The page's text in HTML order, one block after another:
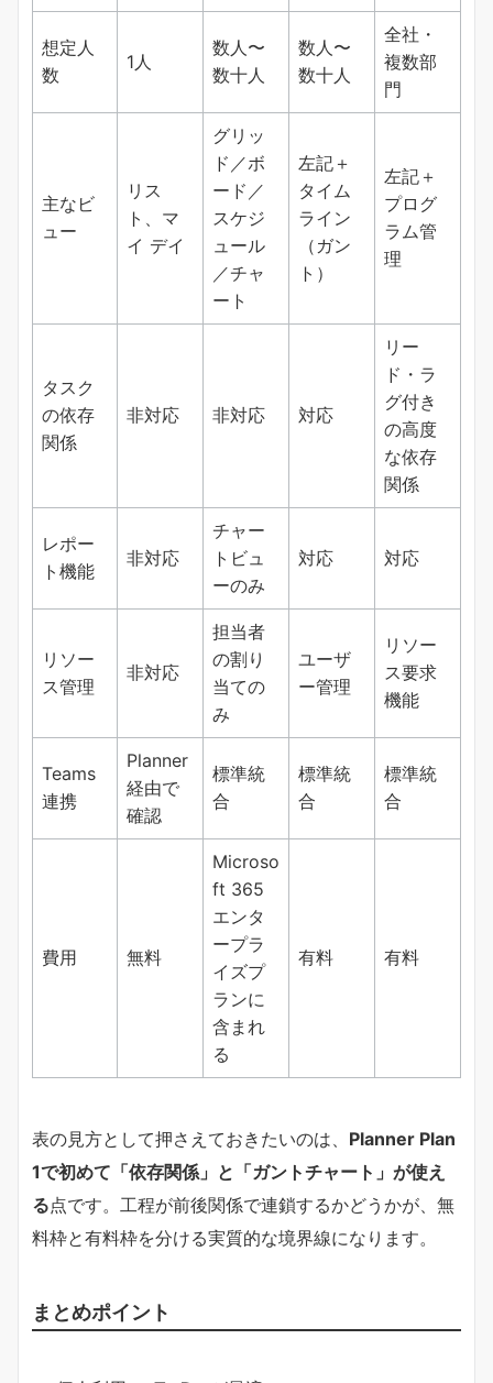
想定人
数
1人
数人〜
数十人
数人〜
数十人
全社・
複数部
門
主なビ
ュー
リス
ト、マ
イ デイ
グリッ
ド／ボ
ード／
スケジ
ュール
／チャ
ート
左記＋
タイム
ライン
（ガン
ト）
左記＋
プログ
ラム管
理
タスク
の依存
関係
非対応 非対応 対応
リー
ド・ラ
グ付き
の高度
な依存
関係
レポー
ト機能
非対応
チャー
トビュ
ーのみ
対応 対応
リソー
ス管理
非対応
担当者
の割り
当ての
み
ユーザ
ー管理
リソー
ス要求
機能
Teams
連携
Planner
経由で
確認
標準統
合
標準統
合
標準統
合
費用 無料
Microso
ft 365
エンタ
ープラ
イズプ
ランに
含まれ
る
有料 有料
表の見方として押さえておきたいのは、​ Planner Plan
1で初めて「依存関係」と「ガントチャート」が使え
る​​点です。工程が前後関係で連鎖するかどうかが、無
料枠と有料枠を分ける実質的な境界線になります。
まとめポイント